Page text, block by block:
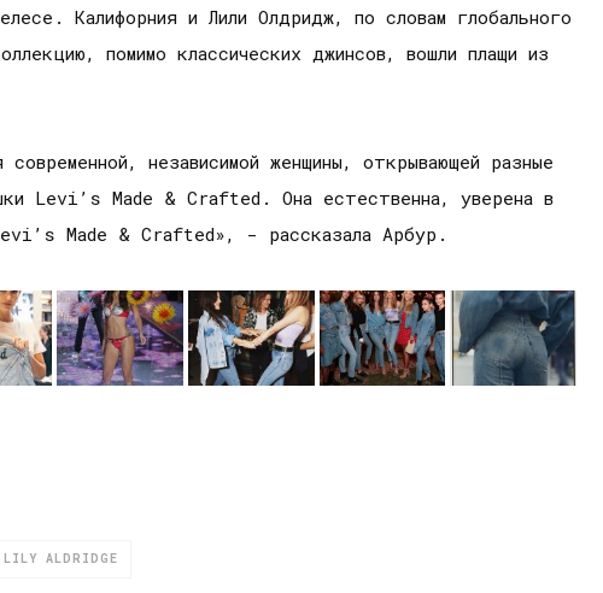
Калифорния и Лили Олдридж, по словам глобального
помимо классических джинсов, вошли плащи из
независимой женщины, открывающей разные
Levi’s Made & Crafted. Она естественна, уверена в
Made & Crafted», - рассказала Арбур.
LILY ALDRIDGE